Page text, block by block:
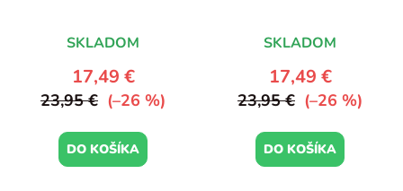
SKLADOM
17,49 €
23,95 € (–26 %)
DO KOŠÍKA
SKLADOM
17,49 €
23,95 € (–26 %)
DO KOŠÍKA